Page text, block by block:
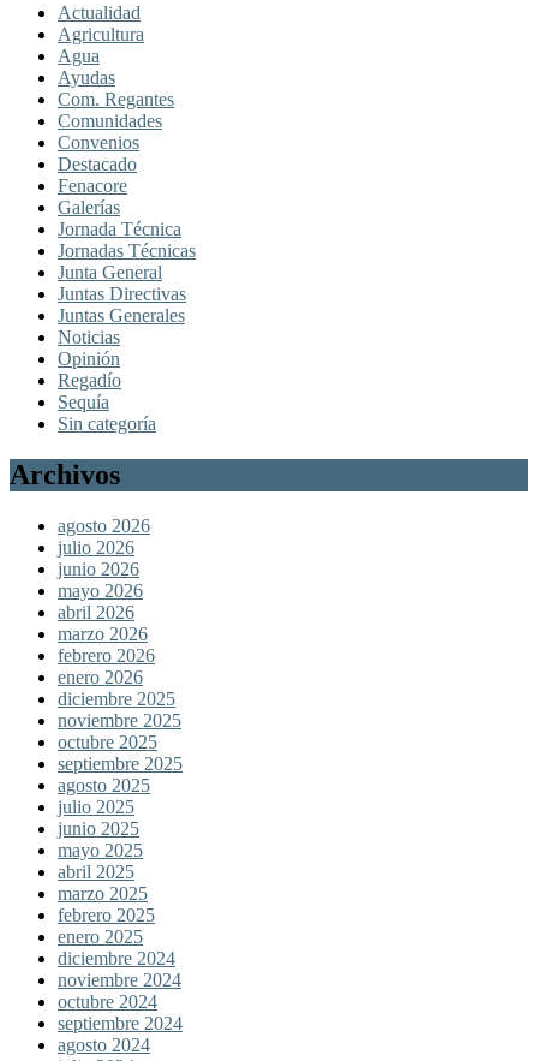
Actualidad
Agricultura
Agua
Ayudas
Com. Regantes
Comunidades
Convenios
Destacado
Fenacore
Galerías
Jornada Técnica
Jornadas Técnicas
Junta General
Juntas Directivas
Juntas Generales
Noticias
Opinión
Regadío
Sequía
Sin categoría
Archivos
agosto 2026
julio 2026
junio 2026
mayo 2026
abril 2026
marzo 2026
febrero 2026
enero 2026
diciembre 2025
noviembre 2025
octubre 2025
septiembre 2025
agosto 2025
julio 2025
junio 2025
mayo 2025
abril 2025
marzo 2025
febrero 2025
enero 2025
diciembre 2024
noviembre 2024
octubre 2024
septiembre 2024
agosto 2024